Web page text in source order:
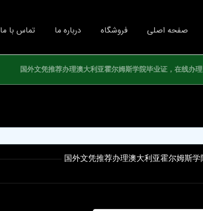
صفحه اصلی فروشگاه درباره ما تماس با ما
国外文凭推荐办理澳大利亚霍尔姆斯学院毕业证，在线办理